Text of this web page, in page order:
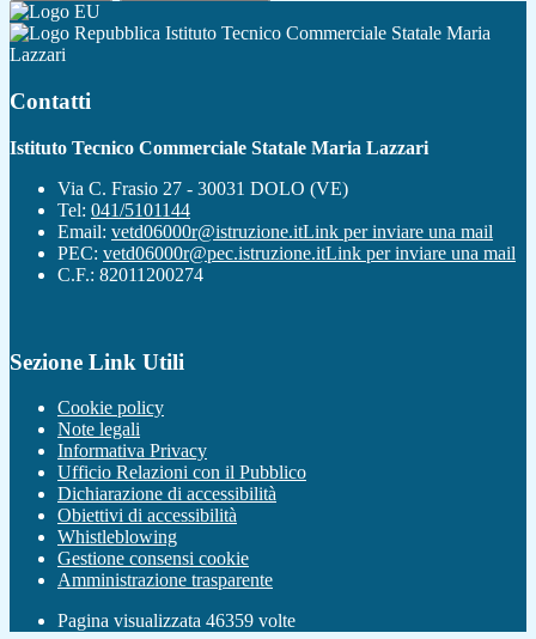
Istituto Tecnico Commerciale Statale Maria
Lazzari
Contatti
Istituto Tecnico Commerciale Statale Maria Lazzari
Via C. Frasio 27 - 30031 DOLO (VE)
Tel: 041/5101144
Email: vetd06000r@istruzione.itLink per inviare una mail
PEC: vetd06000r@pec.istruzione.itLink per inviare una mail
C.F.: 82011200274
Sezione Link Utili
Cookie policy
Note legali
Informativa Privacy
Ufficio Relazioni con il Pubblico
Dichiarazione di accessibilità
Obiettivi di accessibilità
Whistleblowing
Gestione consensi cookie
Amministrazione trasparente
Pagina visualizzata 46359 volte